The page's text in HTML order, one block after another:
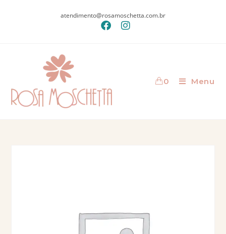
atendimento@rosamoschetta.com.br
0 Menu